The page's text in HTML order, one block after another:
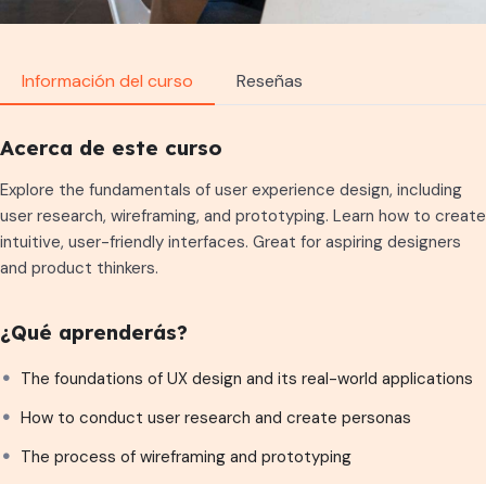
Información del curso Reseñas
Acerca de este curso
Explore the fundamentals of user experience design, including
user research, wireframing, and prototyping. Learn how to create
intuitive, user-friendly interfaces. Great for aspiring designers
and product thinkers.
¿Qué aprenderás?
The foundations of UX design and its real-world applications
How to conduct user research and create personas
The process of wireframing and prototyping